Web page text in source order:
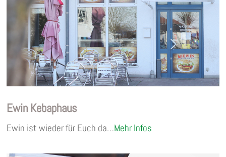
Ewin Kebaphaus
Ewin ist wieder für Euch da…Mehr Infos